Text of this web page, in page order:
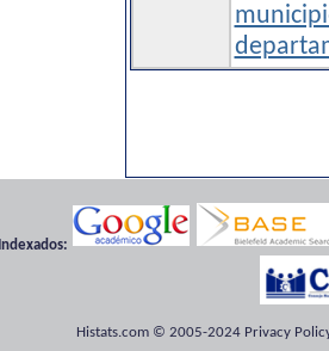
Indexados:
Histats.com © 2005-2024 Privacy